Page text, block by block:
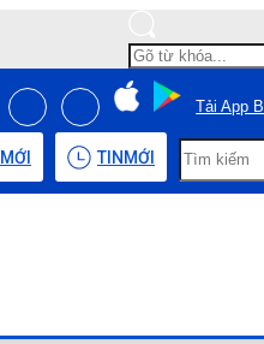
Tải App
MỚI TIN MỚI